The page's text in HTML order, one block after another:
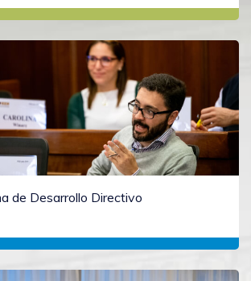
de Desarrollo Directivo